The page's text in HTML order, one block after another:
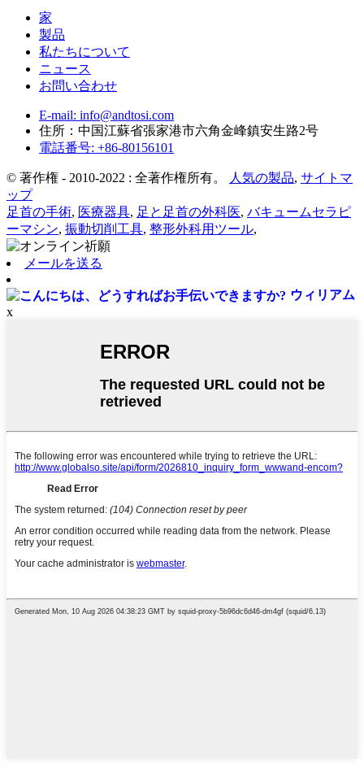
家
製品
私たちについて
ニュース
お問い合わせ
E-mail: info@andtosi.com
住所：中国江蘇省張家港市六角金峰鎮安生路2号
電話番号: +86-80156101
© 著作権 - 2010-2022 : 全著作権所有。 人気の製品, サイトマ
ップ
足首の手術, 医療器具, 足と足首の外科医, バキュームセラピ
ーマシン, 振動切削工具, 整形外科用ツール,
メールを送る
ウィリアム
x